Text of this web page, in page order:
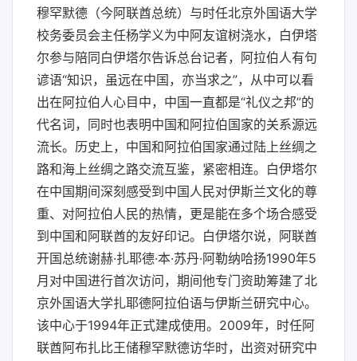
穆罕默德（今阿联酋总统）与时任北京外国语大学
校务委员会主任杨学义为中阿友谊树浇水，白伊塔
尔参与陪同白伊塔尔告诉总台记者，阿拉伯人有句
谚语“知识，虽远在中国，亦当求之”，从中可以看
出在阿拉伯人心目中，中国一直都是“礼仪之邦”的
代名词，同时也表明中国和阿拉伯国家的关系源远
流长。历史上，中国和阿拉伯国家通过陆上丝绸之
路和海上丝绸之路交流互鉴，紧密相连。白伊塔尔
在中国期间深刻感受到中国人民对伊斯兰文化的尊
重、对阿拉伯人民的热情，更是能在多个场合感受
到中国和阿联酋的友好印记。白伊塔尔说，阿联酋
开国总统谢赫·扎耶德·本·苏丹·阿勒纳哈扬1990年5
月对中国进行首次访问，期间他专门资助筹建了北
京外国语大学扎耶德阿拉伯语与伊斯兰研究中心。
该中心于1994年正式建成使用。2009年，时任阿
联酋阿布扎比王储穆罕默德访华时，出资对研究中